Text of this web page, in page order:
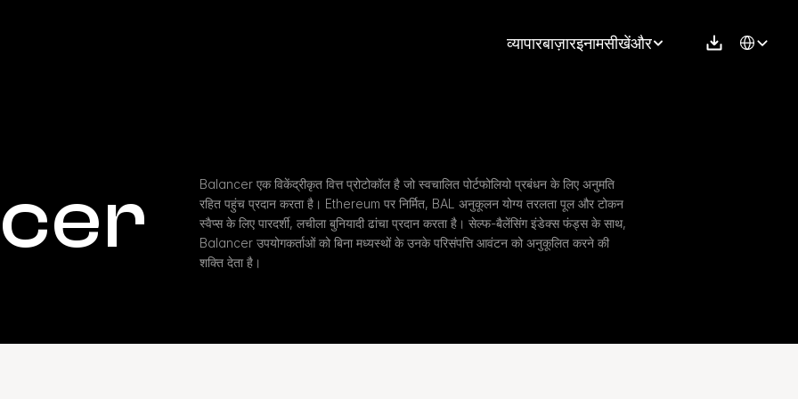
व्यापारबाज़ारइनामसीखेंऔर Select
Balancer एक विकेंद्रीकृत वित्त प्रोटोकॉल है जो स्वचालित पोर्टफोलियो प्रबंधन के लिए अनुमति
रहित पहुंच प्रदान करता है। Ethereum पर निर्मित, BAL अनुकूलन योग्य तरलता पूल और टोकन
स्वैप्स के लिए पारदर्शी, लचीला बुनियादी ढांचा प्रदान करता है। सेल्फ-बैलेंसिंग इंडेक्स फंड्स के साथ,
Balancer उपयोगकर्ताओं को बिना मध्यस्थों के उनके परिसंपत्ति आवंटन को अनुकूलित करने की
शक्ति देता है।